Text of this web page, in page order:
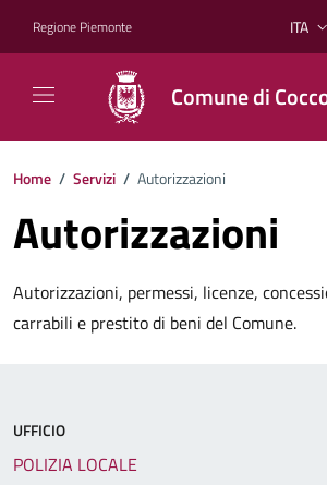
Regione Piemonte ITA
Comune di
Home / Servizi / Autorizzazioni
Autorizzazioni
Autorizzazioni, permessi, licenze,
carrabili e prestito di beni del Comune.
UFFICIO
POLIZIA LOCALE